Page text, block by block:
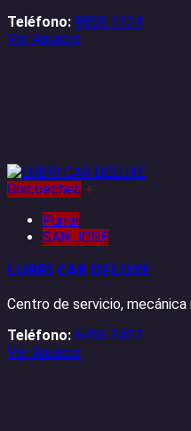
Teléfono: 8809 1334
Ver Anuncio
Goicoechea +
Purral
SAN JOSÉ
LUBRI CAR DELUXE
Centro de servicio,
Teléfono: 6456 3437
Ver Anuncio